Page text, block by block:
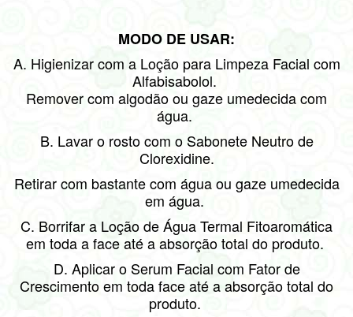
MODO DE USAR:
A. Higienizar com a Loção para Limpeza Facial com
Alfabisabolol.
Remover com algodão ou gaze umedecida com
água.
B. Lavar o rosto com o Sabonete Neutro de
Clorexidine.
Retirar com bastante com água ou gaze umedecida
em água.
C. Borrifar a Loção de Água Termal Fitoaromática
em toda a face até a absorção total do produto.
D. Aplicar o Serum Facial com Fator de
Crescimento em toda face até a absorção total do
produto.